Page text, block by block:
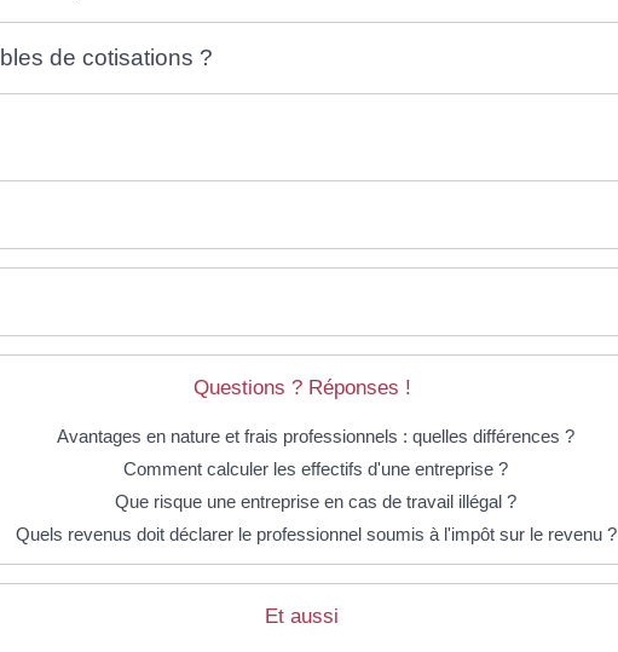
de cotisations ?
Questions ? Réponses !
Avantages en nature et frais professionnels : quelles différences ?
Comment calculer les effectifs d'une entreprise ?
Que risque une entreprise en cas de travail illégal ?
Quels revenus doit déclarer le professionnel soumis à l'impôt sur le revenu ?
Et aussi